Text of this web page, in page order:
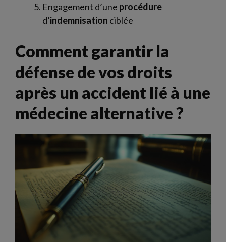
Engagement d’une procédure
d’indemnisation ciblée
Comment garantir la
défense de vos droits
après un accident lié à une
médecine alternative ?